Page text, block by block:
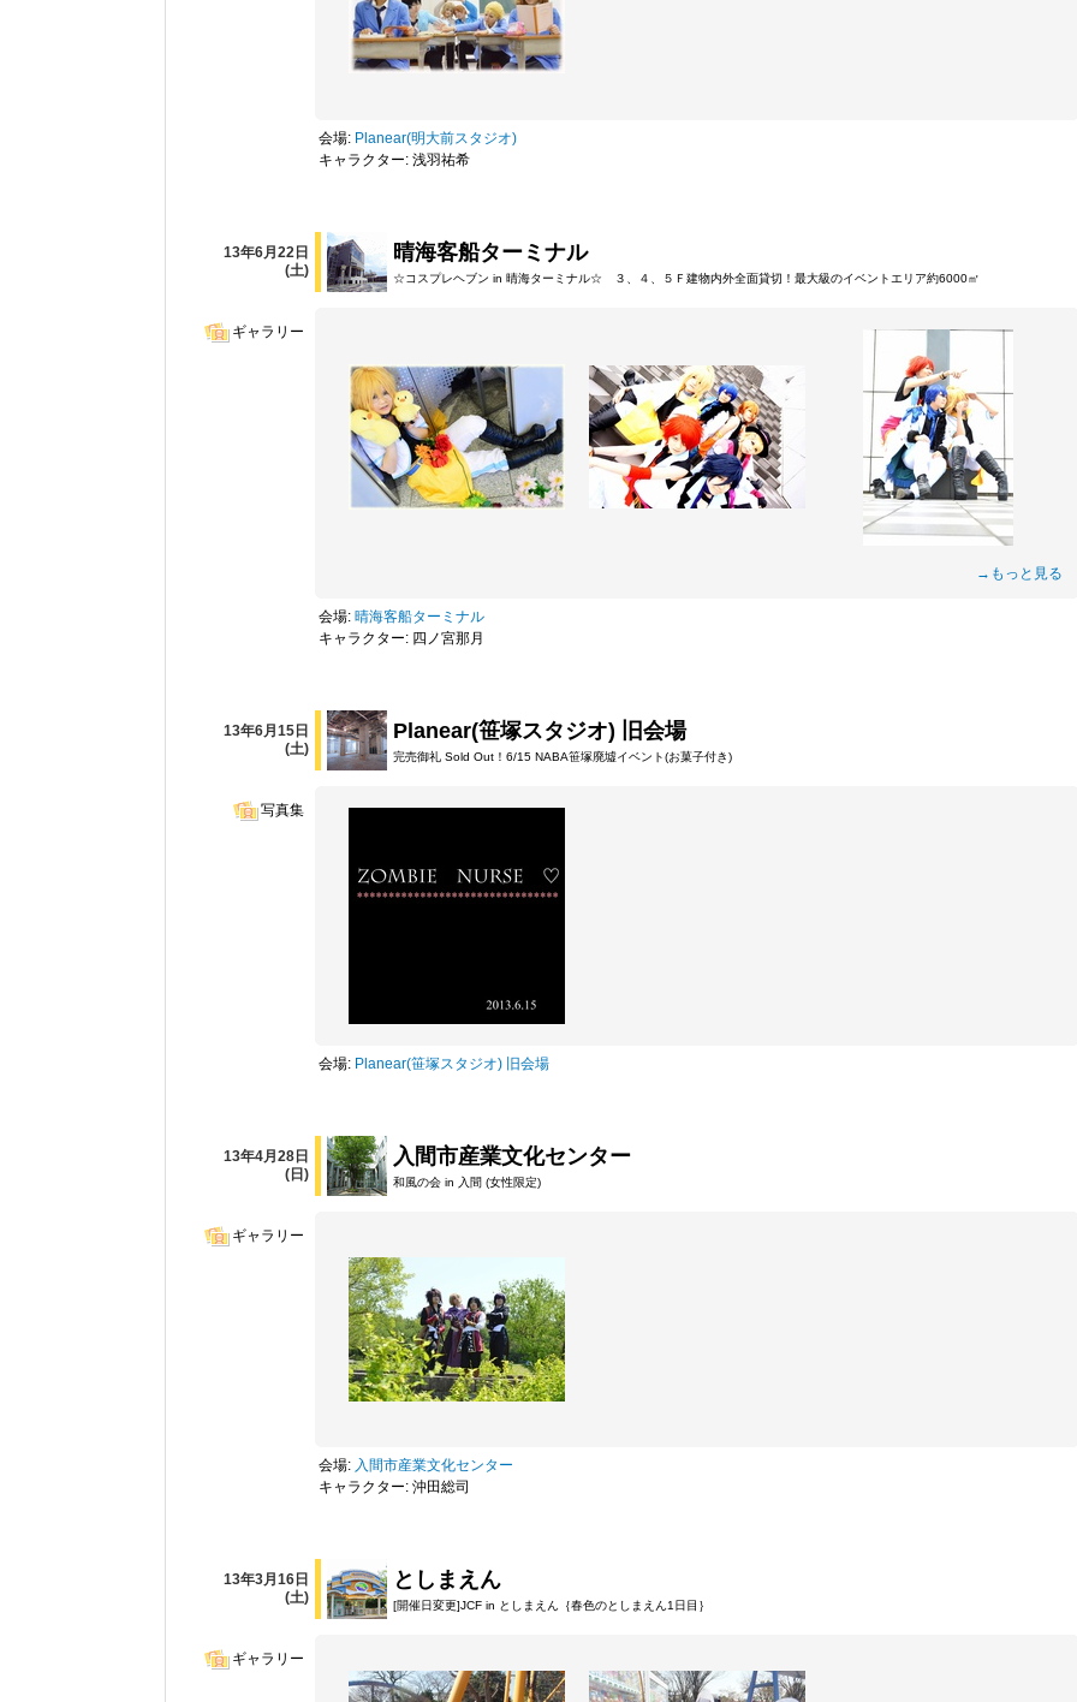
会場: Planear(明大前スタジオ)
キャラクター: 浅羽祐希
13年6月22日
(土)
晴海客船ターミナル
☆コスプレヘブン in 晴海ターミナル☆ ３、４、５Ｆ建物内外全面貸切！最大級のイベントエリア約6000㎡
ギャラリー
→もっと見る
会場: 晴海客船ターミナル
キャラクター: 四ノ宮那月
13年6月15日
(土)
Planear(笹塚スタジオ) 旧会場
完売御礼 Sold Out！6/15 NABA笹塚廃墟イベント(お菓子付き)
写真集
会場: Planear(笹塚スタジオ) 旧会場
13年4月28日
(日)
入間市産業文化センター
和風の会 in 入間 (女性限定)
ギャラリー
会場: 入間市産業文化センター
キャラクター: 沖田総司
13年3月16日
(土)
としまえん
[開催日変更]JCF in としまえん｛春色のとしまえん1日目｝
ギャラリー